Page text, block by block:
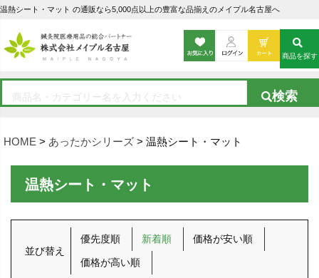
温熱シート・マット の通販なら5,000点以上の豊富な品揃えのメイプル名古屋へ
HOME あったかシリーズ 温熱シート・マット
商品を探す
温熱シート・マット
並び替え
優先度順 新着順 価格が安い順
価格が高い順